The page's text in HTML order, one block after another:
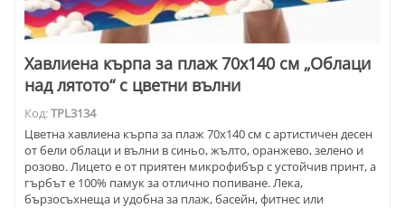
Хавлиена кърпа за плаж 70х140 см „Облаци
над лятото“ с цветни вълни
Код:TPL3134
Цветна хавлиена кърпа за плаж 70х140 см с артистичен десен
от бели облаци и вълни в синьо, жълто, оранжево, зелено и
розово. Лицето е от приятен микрофибър с устойчив принт, а
гърбът е 100% памук за отлично попиване. Лека,
бързосъхнеща и удобна за плаж, басейн, фитнес или